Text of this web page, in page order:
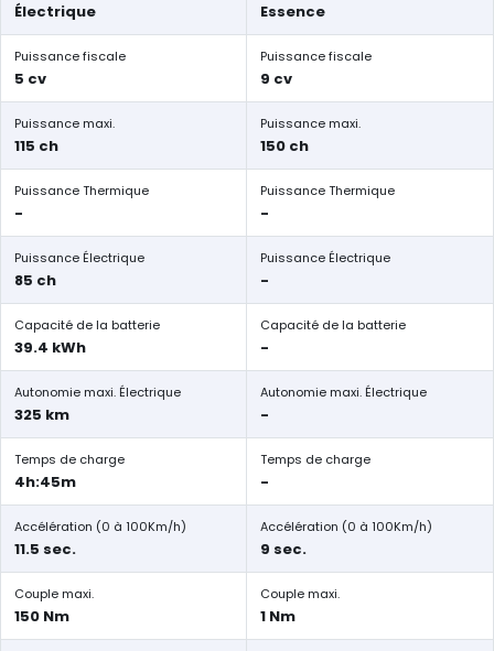
Électrique Essence
Puissance fiscale
5 cv
Puissance fiscale
9 cv
Puissance maxi.
115 ch
Puissance maxi.
150 ch
Puissance Thermique
-
Puissance Thermique
-
Puissance Électrique
85 ch
Puissance Électrique
-
Capacité de la batterie
39.4 kWh
Capacité de la batterie
-
Autonomie maxi. Électrique
325 km
Autonomie maxi. Électrique
-
Temps de charge
4h:45m
Temps de charge
-
Accélération (0 à 100Km/h)
11.5 sec.
Accélération (0 à 100Km/h)
9 sec.
Couple maxi.
150 Nm
Couple maxi.
1 Nm